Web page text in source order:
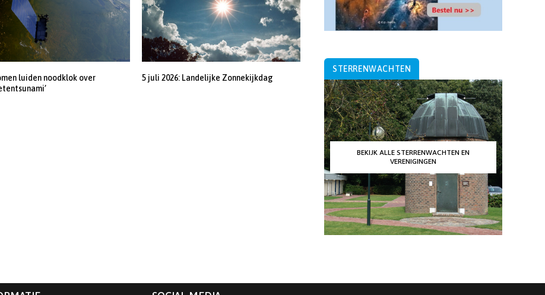
luiden noodklok over
5 juli 2026: Landelijke Zonnekijkdag
STERRENWACHTEN
BEKIJK ALLE STERRENWACHTEN EN
VERENIGINGEN